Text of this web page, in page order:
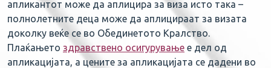
апликантот може да аплицира за виза исто така –
полнолетните деца може да аплицираат за визата
доколку веќе се во Обединетото Кралство.
Плаќањето здравствено осигурување е дел од
апликацијата, а цените за апликацијата се дадени во